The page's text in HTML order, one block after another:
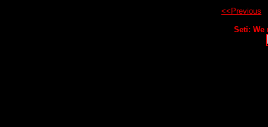
<<Previous
Seti: We